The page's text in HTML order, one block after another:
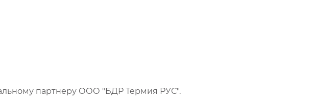
партнеру ООО "БДР Термия РУС".